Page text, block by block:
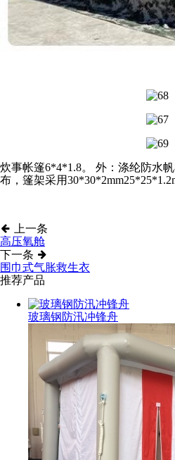
炊事帐篷6*4*1.8。 外：涤纶防水
布，篷架采用
上一条
高压氧舱
下一条
围巾式气胀救生衣
推荐产品
玻璃钢防汛冲锋舟